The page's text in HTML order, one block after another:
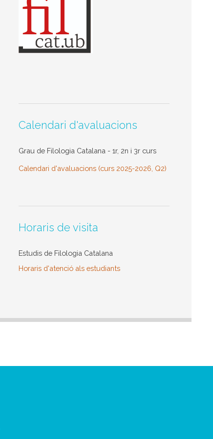
Calendari d'avaluacions
Grau de Filologia Catalana - 1r, 2n i 3r curs
Calendari d'avaluacions (curs 2025-2026, Q2)
Horaris de visita
Estudis de Filologia Catalana
Horaris d'atenció als estudiants